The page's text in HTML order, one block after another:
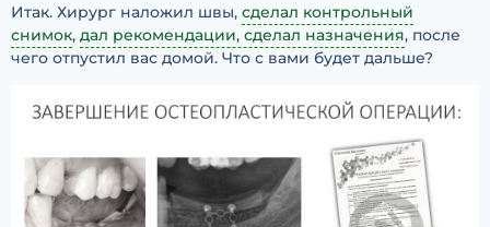
Итак. Хирург наложил швы, сделал контрольный
снимок, дал рекомендации, сделал назначения, после
чего отпустил вас домой. Что с вами будет дальше?